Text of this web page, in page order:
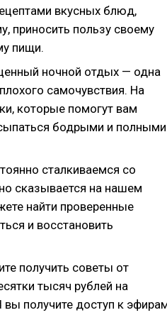
вкусных блюд,
приносить пользу своему
пищи.
ночной отдых — одна
самочувствия. На
которые помогут вам
бодрыми и полными
сталкиваемся со
сказывается на нашем
найти проверенные
и восстановить
получить советы от
тысяч рублей на
получите доступ к